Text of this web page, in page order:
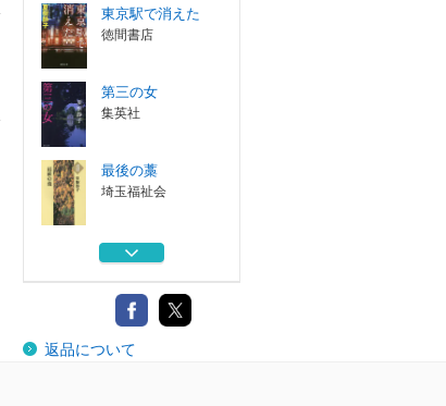
東京駅で消えた
徳間書店
第三の女
集英社
最後の藁
埼玉福祉会
Ｗの悲劇
一瞬の魔 上
埼玉福祉会
返品について